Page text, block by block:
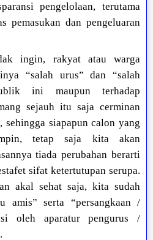
pengelolaan, terutama
pemasukan dan pengeluaran
ingin, rakyat atau warga
“salah urus” dan “salah
ini maupun terhadap
sejauh itu saja cerminan
sehingga siapapun calon yang
tetap saja kita akan
tiada perubahan berarti
sifat ketertutupan serupa.
akal sehat saja, kita sudah
amis” serta “persangkaan /
oleh aparatur pengurus /